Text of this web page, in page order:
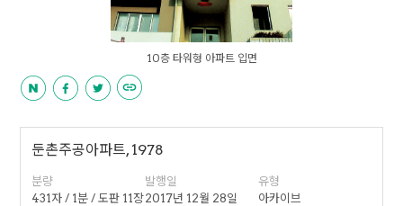
10층 타워형 아파트 입면
둔촌주공아파트, 1978
분량
431자 / 1분 / 도판 11장
발행일
2017년 12월 28일
유형
아카이브